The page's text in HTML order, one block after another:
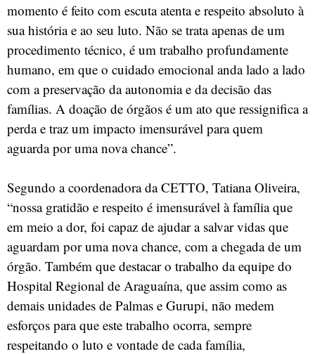
momento é feito com escuta atenta e respeito absoluto à
sua história e ao seu luto. Não se trata apenas de um
procedimento técnico, é um trabalho profundamente
humano, em que o cuidado emocional anda lado a lado
com a preservação da autonomia e da decisão das
famílias. A doação de órgãos é um ato que ressignifica a
perda e traz um impacto imensurável para quem
aguarda por uma nova chance”.
Segundo a coordenadora da CETTO, Tatiana Oliveira,
“nossa gratidão e respeito é imensurável à família que
em meio a dor, foi capaz de ajudar a salvar vidas que
aguardam por uma nova chance, com a chegada de um
órgão. Também que destacar o trabalho da equipe do
Hospital Regional de Araguaína, que assim como as
demais unidades de Palmas e Gurupi, não medem
esforços para que este trabalho ocorra, sempre
respeitando o luto e vontade de cada família,